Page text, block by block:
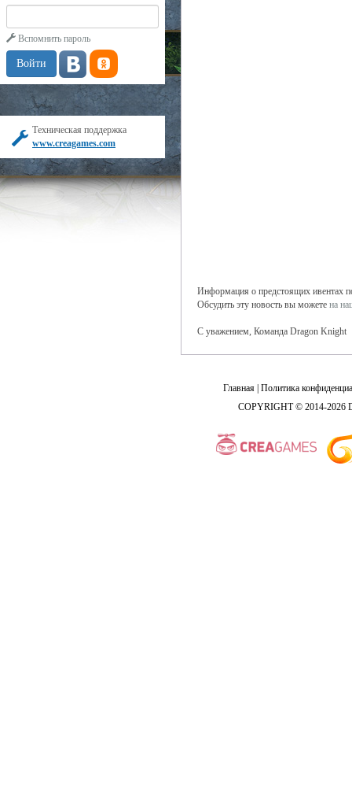
Вспомнить пароль
Техническая поддержка
www.creagames.com
Информация о предстоящих ивентах
Обсудить эту новость вы можете на
С уважением, Команда Dragon Knight
Главная Политика
COPYRIGHT © 2014-2026